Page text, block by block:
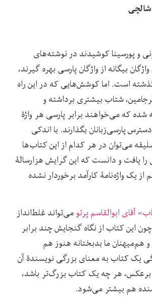
و پور‌سینا کوشیدند در نوشته‌های
بیگانه از واژگان پارسی بهره گیرند،
است. اما کوشش‌هایی که در این راه
شتاب بیشتری برداشته و
که می‌خواهند برابر پارسی هر واژۀ
پارسی‌زبانان بگذارند. با اندکی
می‌توان در هر کدام از این کتاب‌ها
را یافت و دانست که این گرایش هزارسالۀ
یک واژه‌نامۀ کارآمد برخوردار نشده
آقای ابوالقاسم پرتو می‌تواند غلط‌انداز
این کتاب از نگاه گنجایش چند برابر
هم‌میهنان ما بدبختانه هنوز هم
یک کتاب به معنای بزرگی نویسندۀ آن
هر چه یک کتاب بزرگ‌تر باشد،
هم بیشتر می‌شود.